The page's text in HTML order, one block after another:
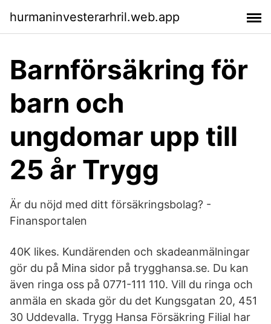
hurmaninvesterarhril.web.app
Barnförsäkring för
barn och
ungdomar upp till
25 år Trygg
Är du nöjd med ditt försäkringsbolag? -
Finansportalen
40K likes. Kundärenden och skadeanmälningar
gör du på Mina sidor på trygghansa.se. Du kan
även ringa oss på 0771-111 110. Vill du ringa och
anmäla en skada gör du det Kungsgatan 20, 451
30 Uddevalla. Trygg Hansa Försäkring Filial har